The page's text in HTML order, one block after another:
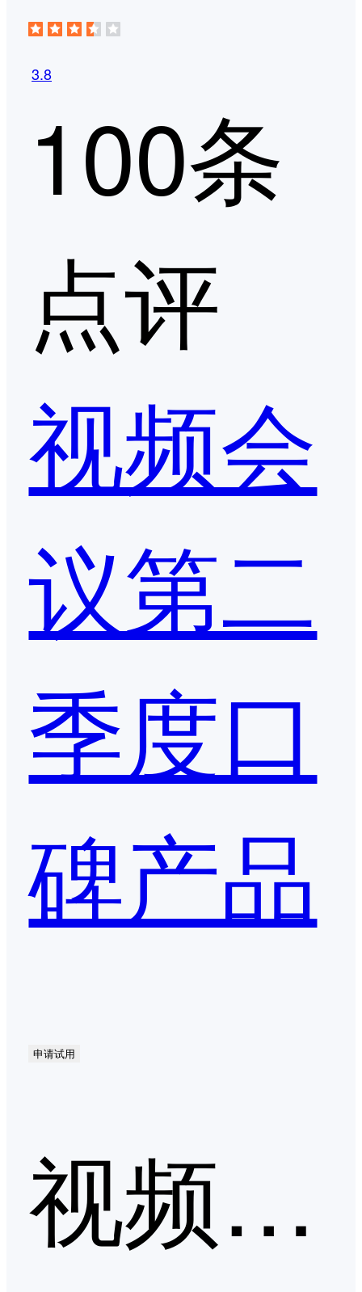
3.8
100条
点评
视频会
议第二
季度口
碑产品
申请试用
视频会议第二季度口碑产品